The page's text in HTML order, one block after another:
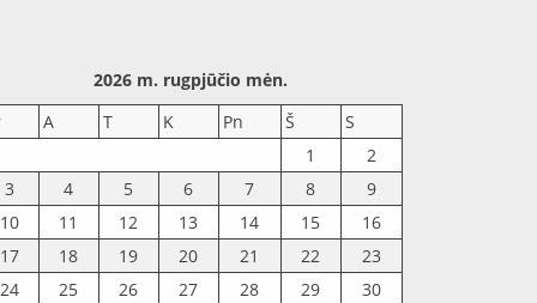
2026 m. rugpjūčio mėn.
A T K Pn Š
S
1
2
3
4 5 6 7 8
9
10
11 12 13 14 15
16
17
18 19 20 21 22
23
24
25 26 27 28 29
30